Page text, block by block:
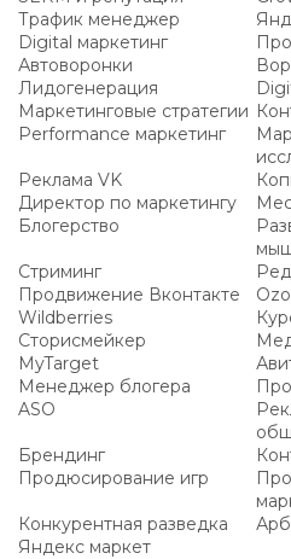
Трафик менеджер
Digital маркетинг
Автоворонки
Лидогенерация
Маркетинговые стратегии
Performance маркетинг
Реклама VK
Директор по маркетингу
Блогерство
Стриминг
Продвижение Вконтакте
Wildberries
Сторисмейкер
MyTarget
Менеджер блогера
ASO
Брендинг
Продюсирование игр
Конкурентная разведка
Яндекс маркет